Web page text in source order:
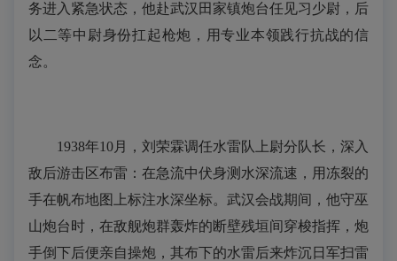
务进入紧急状态，他赴武汉田家镇炮台任见习少尉，后
以二等中尉身份扛起枪炮，用专业本领践行抗战的信
念。
1938年10月，刘荣霖调任水雷队上尉分队长，深入
敌后游击区布雷：在急流中伏身测水深流速，用冻裂的
手在帆布地图上标注水深坐标。武汉会战期间，他守巫
山炮台时，在敌舰炮群轰炸的断壁残垣间穿梭指挥，炮
手倒下后便亲自操炮，其布下的水雷后来炸沉日军扫雷